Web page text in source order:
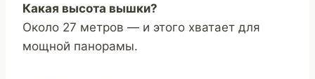
Какая высота вышки?
Около 27 метров — и этого хватает для
мощной панорамы.